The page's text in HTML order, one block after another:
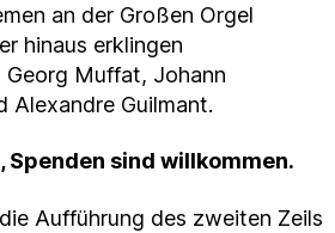
an der Großen Orgel
hinaus erklingen
Georg Muffat, Johann
Alexandre Guilmant.
Spenden sind willkommen.
Aufführung des zweiten Zeils